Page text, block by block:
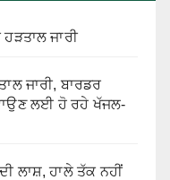
ਜਾਰੀ
ਜਾਰੀ, ਬਾਰਡਰ
ਲਈ ਹੋ ਰਹੇ ਖੱਜਲ-
ਲਾਸ਼, ਹਾਲੇ ਤੱਕ ਨਹੀਂ